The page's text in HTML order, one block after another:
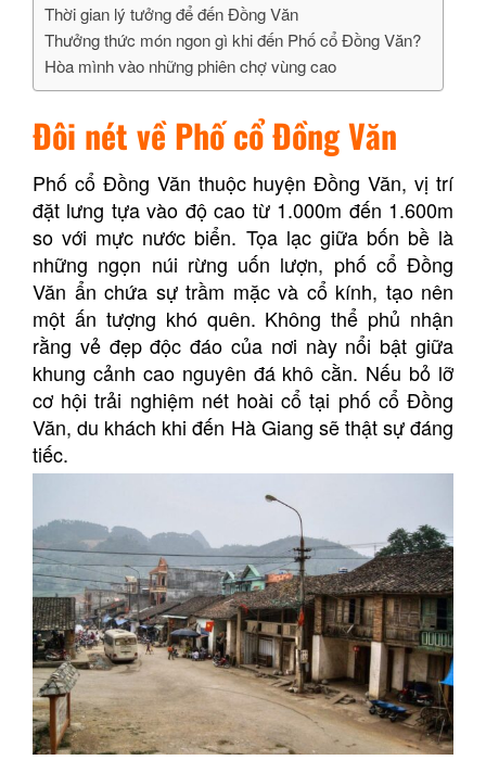
Thời gian lý tưởng để đến Đồng Văn
Thưởng thức món ngon gì khi đến Phố cổ Đồng Văn?
Hòa mình vào những phiên chợ vùng cao
Đôi nét về Phố cổ Đồng Văn
Phố cổ Đồng Văn thuộc huyện Đồng Văn, vị trí
đặt lưng tựa vào độ cao từ 1.000m đến 1.600m
so với mực nước biển. Tọa lạc giữa bốn bề là
những ngọn núi rừng uốn lượn, phố cổ Đồng
Văn ẩn chứa sự trầm mặc và cổ kính, tạo nên
một ấn tượng khó quên. Không thể phủ nhận
rằng vẻ đẹp độc đáo của nơi này nổi bật giữa
khung cảnh cao nguyên đá khô cằn. Nếu bỏ lỡ
cơ hội trải nghiệm nét hoài cổ tại phố cổ Đồng
Văn, du khách khi đến Hà Giang sẽ thật sự đáng
tiếc.